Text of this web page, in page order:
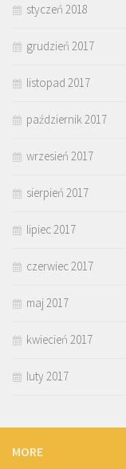
styczeń 2018
grudzień 2017
listopad 2017
październik 2017
wrzesień 2017
sierpień 2017
lipiec 2017
czerwiec 2017
maj 2017
kwiecień 2017
luty 2017
MORE